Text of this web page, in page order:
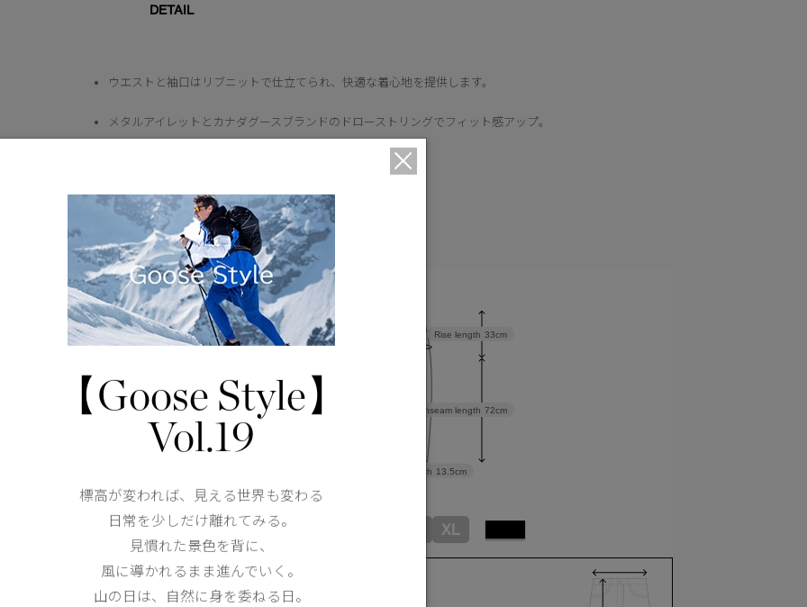
DETAIL
ウエストと袖口はリブニットで仕立てられ、快適な着心地を提供します。
メタルアイレットとカナダグースブランドのドローストリングでフィット感アップ。
カナダグースの刺繍入りディスク。
仕様が変更する場合がございます。
Inseam length 72cm
Rise length 33cm
Hem width 13.5cm
Thickness of thigh
Hip 103cm
XL
173cm 70kgRecommended
S
【Goose Style】
Vol.19
標高が変われば、見える世界も変わる
日常を少しだけ離れてみる。
見慣れた景色を背に、
風に導かれるまま進んでいく。
山の日は、自然に身を委ねる日。